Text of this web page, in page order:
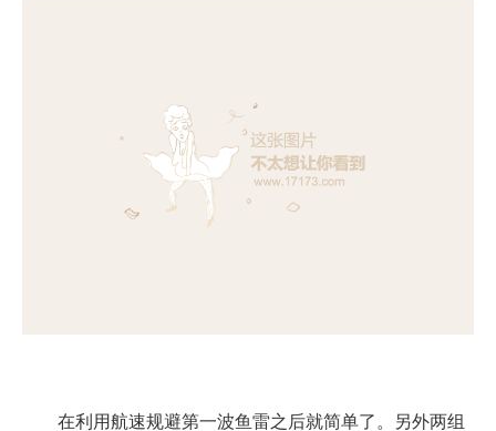
在利用航速规避第一波鱼雷之后就简单了。另外两组